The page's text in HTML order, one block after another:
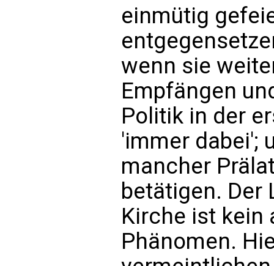
einmütig
wenn sie
Empfängen
Politik in der
'immer dabei';
mancher
betätigen. Der
Kirche ist kein
Phänomen.